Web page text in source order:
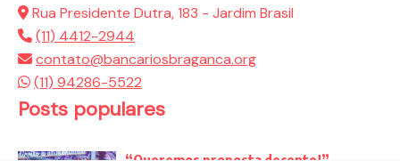
Rua Presidente Dutra, 183 - Jardim Brasil
(11) 4412-2944
contato@bancariosbraganca.org
(11) 94286-5522
Posts populares